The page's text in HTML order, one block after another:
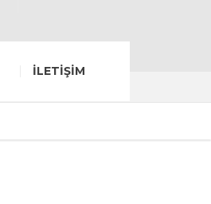
İLETİŞİM